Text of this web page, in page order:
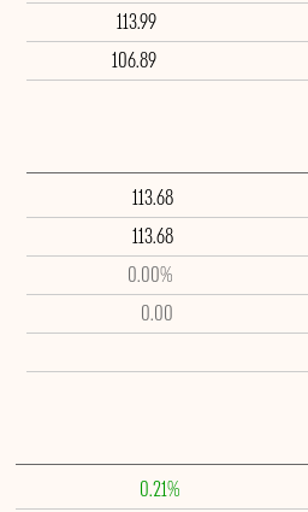
113.99
106.89
113.68
113.68
0.00%
0.00
0.21%